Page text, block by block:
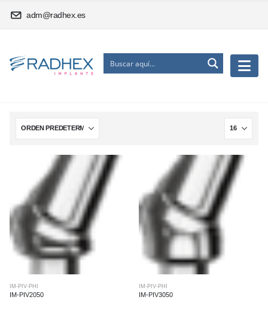
adm@radhex.es
IM-PIV-PHI
IM-PIV2050
IM-PIV-PHI
IM-PIV3050